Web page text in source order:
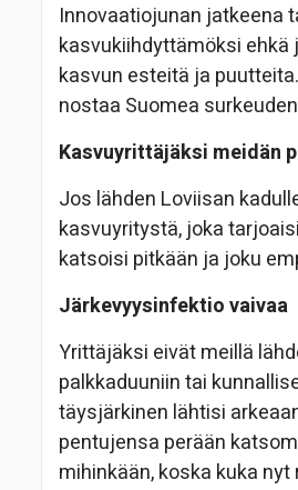
Innovaatiojunan jatkeena
kasvukiihdyttämöksi ehkä
kasvun esteitä ja
nostaa Suomea
Kasvuyrittäjäksi meidän
Jos lähden Loviisan
kasvuyritystä, joka
katsoisi pitkään ja joku
Järkevyysinfektio vaivaa
Yrittäjäksi eivät meillä
palkkaduuniin tai
täysjärkinen lähtisi
pentujensa perään
mihinkään, koska kuka